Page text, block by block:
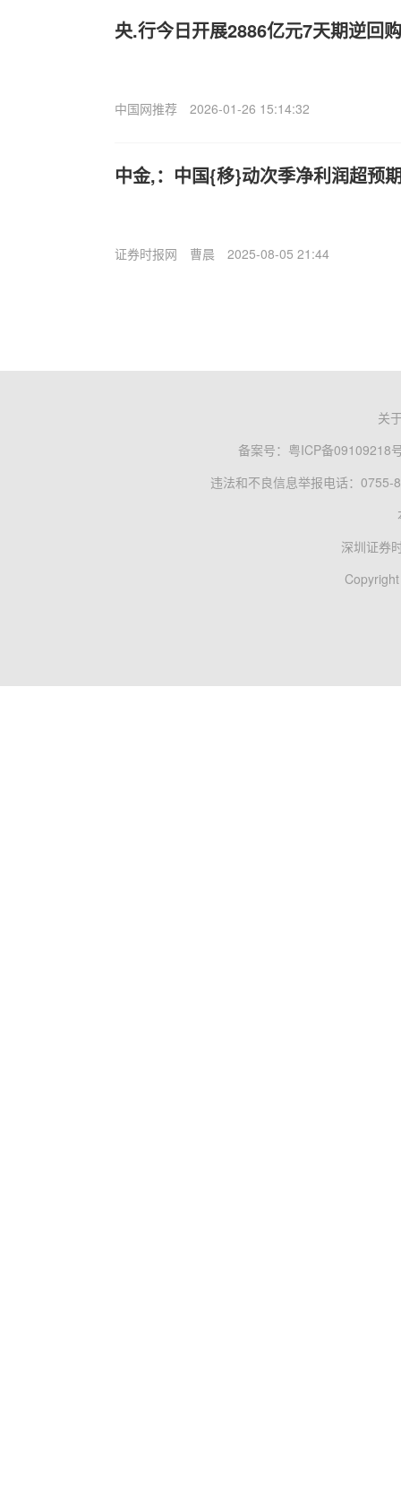
央.行今日开展2886亿元7天期逆回
中国网推荐 2026-01-26 15:14:32
中金,：中国{移}动次季净利润超预
证券时报网 曹晨 2025-08-05 21:44
关
备案号： 粤ICP备09109218
违法和不良信息举报电话：0755-
深圳证券